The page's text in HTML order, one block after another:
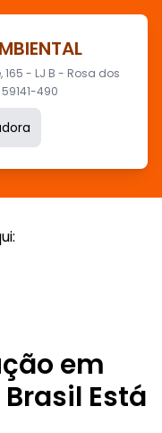
- LJ B - Rosa dos
490
em
Está